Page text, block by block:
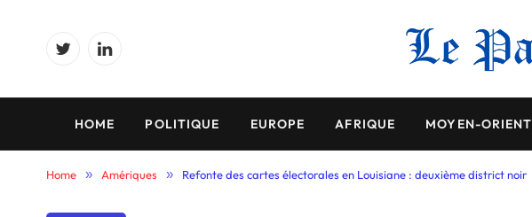
TwitterLinkedIn
HOME POLITIQUE EUROPE AFRIQUE MOYEN-ORIENT
Home » Amériques » Refonte des cartes électorales en Louisiane : deuxième district noir